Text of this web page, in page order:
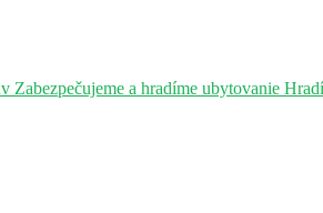
a hradíme ubytovanie